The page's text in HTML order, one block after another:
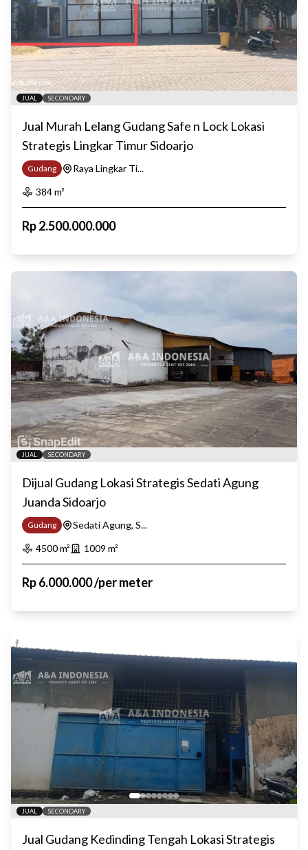
JUAL SECONDARY
Jual Murah Lelang Gudang Safe n Lock Lokasi
Strategis Lingkar Timur Sidoarjo
Gudang
Raya Lingkar Ti...
384m²
Rp2.500.000.000
JUAL SECONDARY
Dijual Gudang Lokasi Strategis Sedati Agung
Juanda Sidoarjo
Gudang
Sedati Agung, S...
4500m² 1009 m²
Rp6.000.000/per meter
JUAL SECONDARY
Jual Gudang Kedinding Tengah Lokasi Strategis